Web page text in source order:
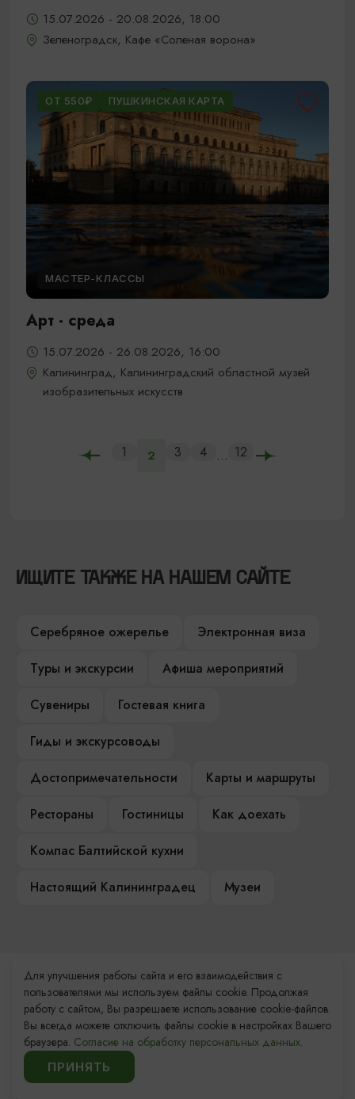
15.07.2026 - 20.08.2026, 18:00
Зеленоградск, Кафе «Соленая ворона»
ОТ 550₽ ПУШКИНСКАЯ КАРТА
МАСТЕР-КЛАССЫ
Арт - среда
15.07.2026 - 26.08.2026, 16:00
Калининград, Калининградский областной музей
изобразительных искусств
1 2 3 4 ... 12
ИЩИТЕ ТАКЖЕ НА НАШЕМ САЙТЕ
Серебряное ожерелье
Электронная виза
Туры и экскурсии
Афиша мероприятий
Сувениры
Гостевая книга
Гиды и экскурсоводы
Достопримечательности
Карты и маршруты
Рестораны
Гостиницы
Как доехать
Компас Балтийской кухни
Настоящий Калининградец
Музеи
Контакты Туристского
информационного центра
+7 (4012) 555-200
8 (800) 200-55-39
Для улучшения работы сайта и его взаимодействия с
пользователями мы используем файлы cookie. Продолжая
работу с сайтом, Вы разрешаете использование cookie-файлов.
Вы всегда можете отключить файлы cookie в настройках Вашего
браузера. Согласие на обработку персональных данных.
ПРИНЯТЬ